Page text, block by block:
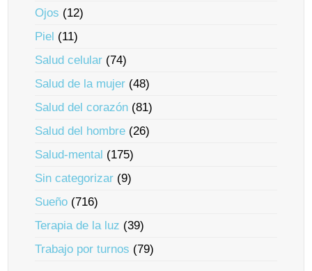
Ojos (12)
Piel (11)
Salud celular (74)
Salud de la mujer (48)
Salud del corazón (81)
Salud del hombre (26)
Salud-mental (175)
Sin categorizar (9)
Sueño (716)
Terapia de la luz (39)
Trabajo por turnos (79)